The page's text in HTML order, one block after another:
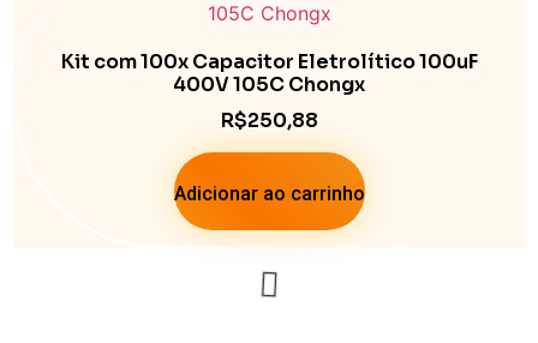
Kit com 100x Capacitor Eletrolítico 100uF
400V 105C Chongx
R$250,88
Adicionar ao carrinho